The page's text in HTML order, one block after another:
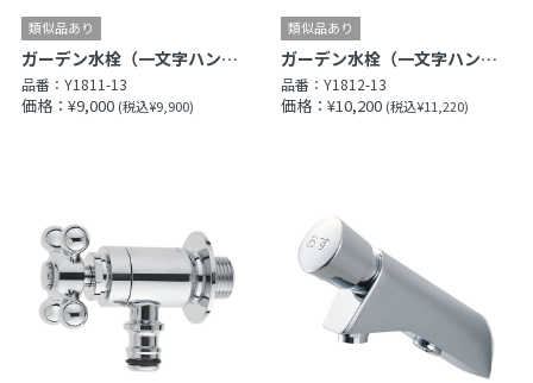
ガーデン水栓（一文字ハンドル）（固定コマ仕様）
品番： Y1811-13
価格：¥9,000 (税込¥9,900)
ガーデン水栓（一文字ハンドル）（固定コマ仕様）
品番：Y1812-13
価格：¥10,200 (税込¥11,220)